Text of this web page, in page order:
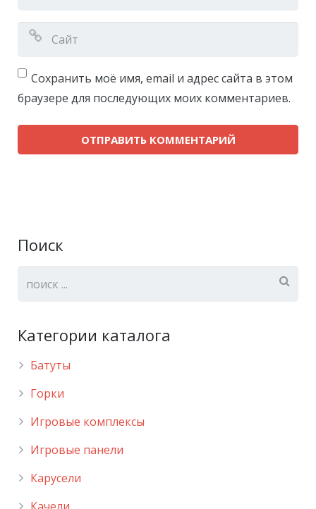
Сохранить моё имя, email и адрес сайта в этом
браузере для последующих моих комментариев.
Поиск
Категории каталога
Батуты
Горки
Игровые комплексы
Игровые панели
Карусели